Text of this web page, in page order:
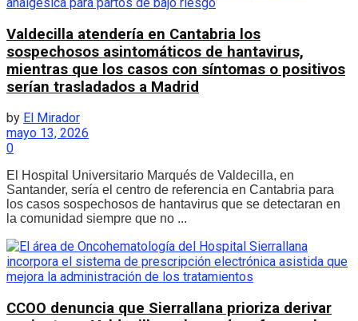
Valdecilla atendería en Cantabria los
sospechosos asintomáticos de hantavirus,
mientras que los casos con síntomas o positivos
serían trasladados a Madrid
by El Mirador
mayo 13, 2026
0
El Hospital Universitario Marqués de Valdecilla, en
Santander, sería el centro de referencia en Cantabria para
los casos sospechosos de hantavirus que se detectaran en
la comunidad siempre que no ...
CCOO denuncia que Sierrallana prioriza derivar